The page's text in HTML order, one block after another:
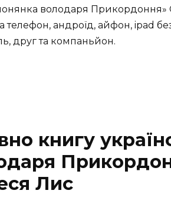
володаря
андроїд, айфон, ipad без
друг та компаньйон.
книгу
Лис